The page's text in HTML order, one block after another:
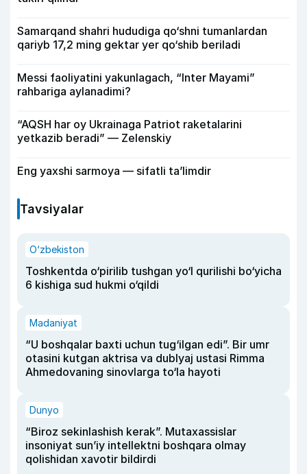
Samarqand shahri hududiga qo‘shni tumanlardan
qariyb 17,2 ming gektar yer qo‘shib beriladi
Messi faoliyatini yakunlagach, “Inter Mayami”
rahbariga aylanadimi?
“AQSH har oy Ukrainaga Patriot raketalarini
yetkazib beradi” — Zelenskiy
Eng yaxshi sarmoya — sifatli ta’limdir
Tavsiyalar
O‘zbekiston
Toshkentda o‘pirilib tushgan yo‘l qurilishi bo‘yicha
6 kishiga sud hukmi o‘qildi
Madaniyat
“U boshqalar baxti uchun tug‘ilgan edi”. Bir umr
otasini kutgan aktrisa va dublyaj ustasi Rimma
Ahmedovaning sinovlarga to‘la hayoti
Dunyo
“Biroz sekinlashish kerak”. Mutaxassislar
insoniyat sun’iy intellektni boshqara olmay
qolishidan xavotir bildirdi